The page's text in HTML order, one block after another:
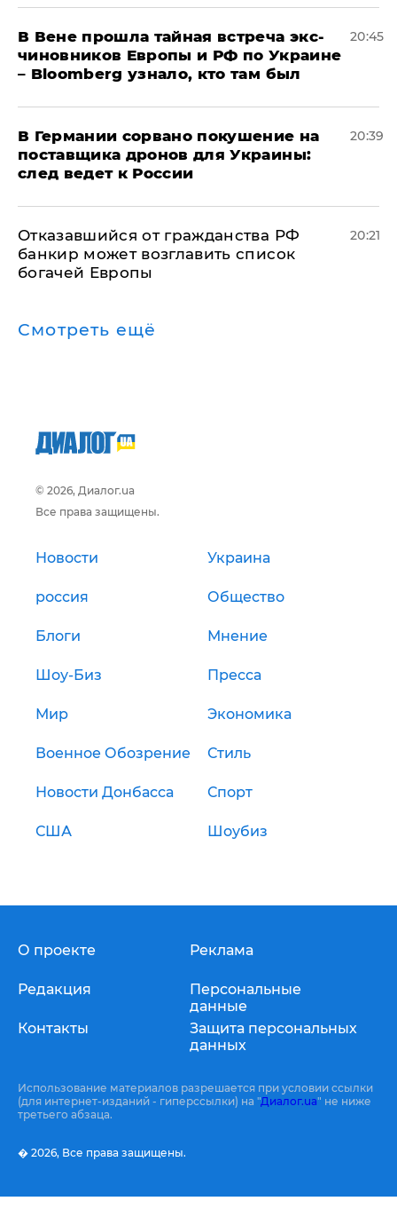
В Вене прошла тайная встреча экс-
чиновников Европы и РФ по Украине
– Bloomberg узнало, кто там был
20:45
​В Германии сорвано покушение на
поставщика дронов для Украины:
след ведет к России
20:39
Отказавшийся от гражданства РФ
банкир может возглавить список
богачей Европы
20:21
Смотреть ещё
© 2026, Диалог.ua
Все права защищены.
Новости Украина
россия Общество
Блоги Мнение
Шоу-Биз Пресса
Мир Экономика
Военное Обозрение Стиль
Новости Донбасса Спорт
США Шоубиз
О проекте
Редакция
Контакты
Реклама
Персональные
данные
Защита персональных
данных
Использование материалов разрешается при условии ссылки
(для интернет-изданий - гиперссылки) на "Диалог.ua" не ниже
третьего абзаца.
� 2026, Все права защищены.